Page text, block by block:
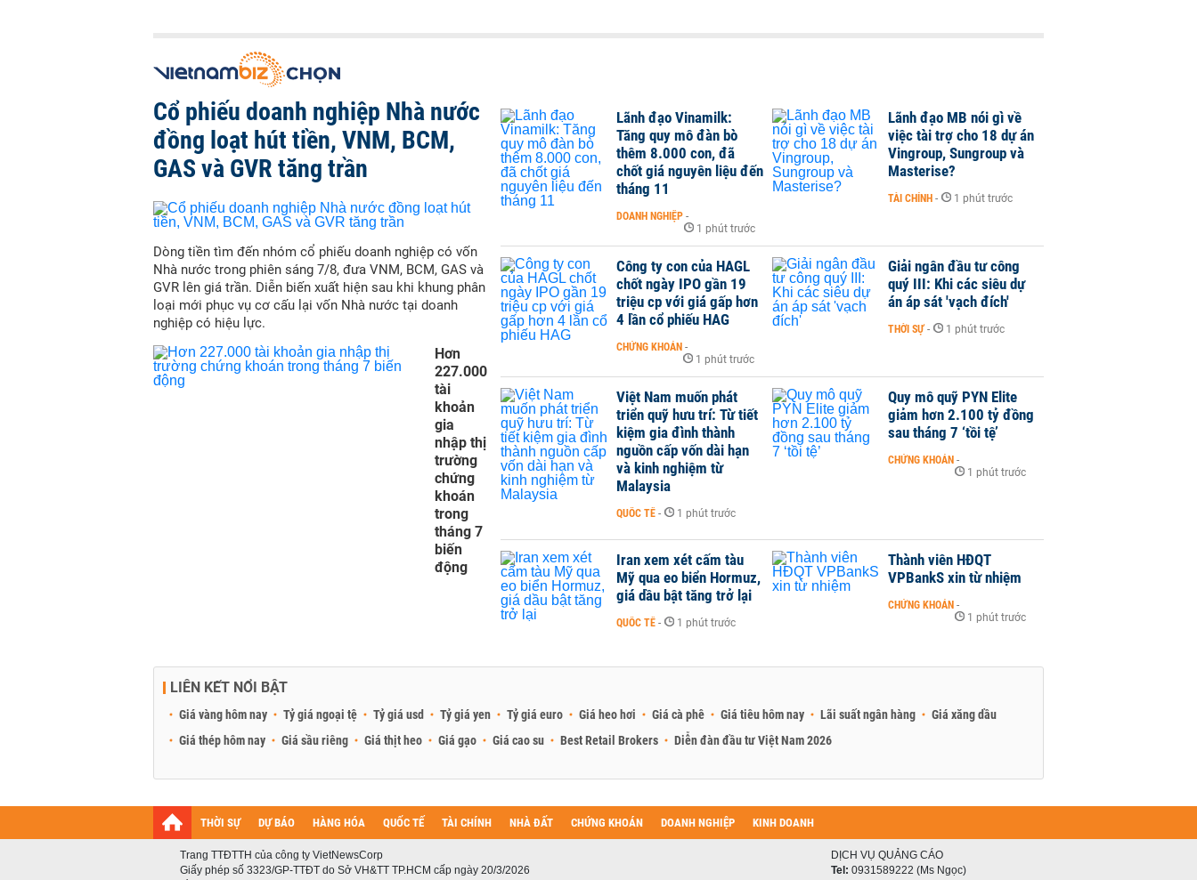
Cổ phiếu doanh nghiệp Nhà nước
đồng loạt hút tiền, VNM, BCM,
GAS và GVR tăng trần
Dòng tiền tìm đến nhóm cổ phiếu doanh nghiệp có vốn
Nhà nước trong phiên sáng 7/8, đưa VNM, BCM, GAS và
GVR lên giá trần. Diễn biến xuất hiện sau khi khung phân
loại mới phục vụ cơ cấu lại vốn Nhà nước tại doanh
nghiệp có hiệu lực.
Hơn
227.000
tài
khoản
gia
nhập thị
trường
chứng
khoán
trong
tháng 7
biến
động
Lãnh đạo Vinamilk:
Tăng quy mô đàn bò
thêm 8.000 con, đã
chốt giá nguyên liệu đến
tháng 11
DOANH NGHIỆP -
1 phút trước
Lãnh đạo MB nói gì về
việc tài trợ cho 18 dự án
Vingroup, Sungroup và
Masterise?
TÀI CHÍNH - 1 phút trước
Công ty con của HAGL
chốt ngày IPO gần 19
triệu cp với giá gấp hơn
4 lần cổ phiếu HAG
CHỨNG KHOÁN -
1 phút trước
Giải ngân đầu tư công
quý III: Khi các siêu dự
án áp sát 'vạch đích'
THỜI SỰ - 1 phút trước
Việt Nam muốn phát
triển quỹ hưu trí: Từ tiết
kiệm gia đình thành
nguồn cấp vốn dài hạn
và kinh nghiệm từ
Malaysia
QUỐC TẾ - 1 phút trước
Quy mô quỹ PYN Elite
giảm hơn 2.100 tỷ đồng
sau tháng 7 ‘tồi tệ’
CHỨNG KHOÁN -
1 phút trước
Iran xem xét cấm tàu
Mỹ qua eo biển Hormuz,
giá dầu bật tăng trở lại
QUỐC TẾ - 1 phút trước
Thành viên HĐQT
VPBankS xin từ nhiệm
CHỨNG KHOÁN -
1 phút trước
LIÊN KẾT NỔI BẬT
Giá vàng hôm nay Tỷ giá ngoại tệ Tỷ giá usd Tỷ giá yen Tỷ giá euro Giá heo hơi Giá cà phê Giá tiêu hôm nay Lãi suất ngân hàng
Giá xăng dầu
Giá thép hôm nay
Giá sầu riêng Giá thịt heo Giá gạo Giá cao su Best Retail Brokers Diễn đàn đầu tư Việt Nam 2026
THỜI SỰ DỰ BÁO HÀNG HÓA QUỐC TẾ TÀI CHÍNH NHÀ ĐẤT CHỨNG KHOÁN DOANH NGHIỆP KINH DOANH
Trang TTĐTTH của công ty VietNewsCorp
Giấy phép số 3323/GP-TTĐT do Sở VH&TT TP.HCM cấp ngày 20/3/2026
DỊCH VỤ QUẢNG CÁO
Tel: 0931589222 (Ms Ngọc)